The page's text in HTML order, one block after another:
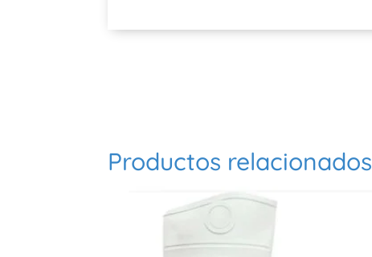
Productos relacionados